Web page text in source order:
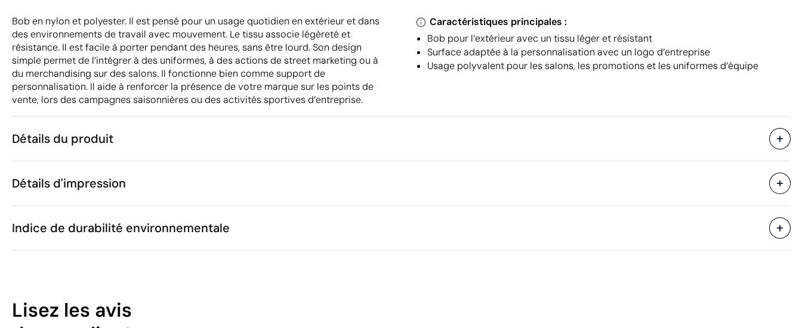
Bob en nylon et polyester. Il est pensé pour un usage quotidien en extérieur et dans
des environnements de travail avec mouvement. Le tissu associe légèreté et
résistance. Il est facile à porter pendant des heures, sans être lourd. Son design
simple permet de l’intégrer à des uniformes, à des actions de street marketing ou à
du merchandising sur des salons. Il fonctionne bien comme support de
personnalisation. Il aide à renforcer la présence de votre marque sur les points de
vente, lors des campagnes saisonnières ou des activités sportives d’entreprise.
Caractéristiques principales :
Bob pour l’extérieur avec un tissu léger et résistant
Surface adaptée à la personnalisation avec un logo d’entreprise
Usage polyvalent pour les salons, les promotions et les uniformes d’équipe
Détails du produit
Caractéristiques
Code du produit
Matière
Pays de fabrication
Chine
Emballage
Quantité par boîte
200 unités
Vous pouvez également le trouver dans
Détails d'impression
Indice de durabilité environnementale
/100
Lisez les avis